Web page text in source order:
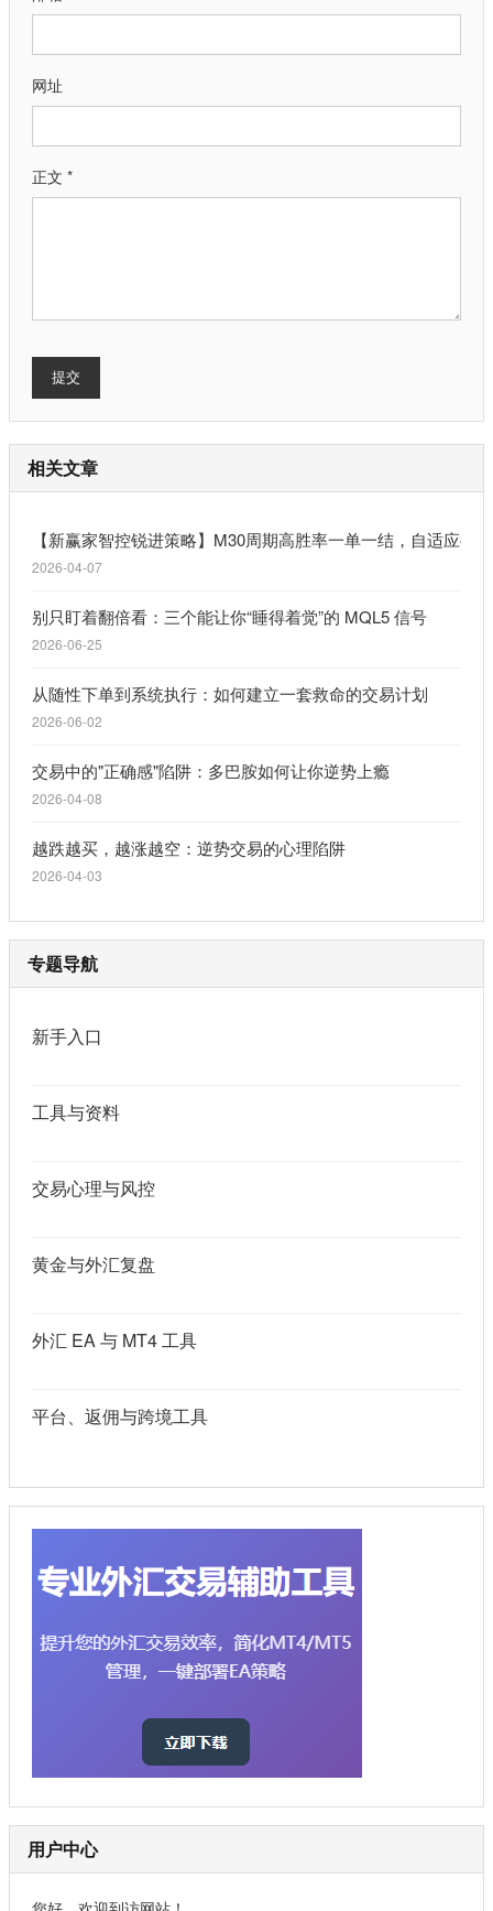
网址
正文 *
提交
相关文章
【新赢家智控锐进策略】M30周期高胜率一单一结，自适应行
2026-04-07
别只盯着翻倍看：三个能让你“睡得着觉”的 MQL5 信号
2026-06-25
从随性下单到系统执行：如何建立一套救命的交易计划
2026-06-02
交易中的"正确感"陷阱：多巴胺如何让你逆势上瘾
2026-04-08
越跌越买，越涨越空：逆势交易的心理陷阱
2026-04-03
专题导航
新手入口
工具与资料
交易心理与风控
黄金与外汇复盘
外汇 EA 与 MT4 工具
平台、返佣与跨境工具
用户中心